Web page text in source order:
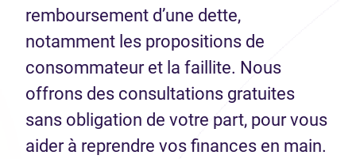
remboursement d’une dette,
notamment les propositions de
consommateur et la faillite. Nous
offrons des consultations gratuites
sans obligation de votre part, pour vous
aider à reprendre vos finances en main.